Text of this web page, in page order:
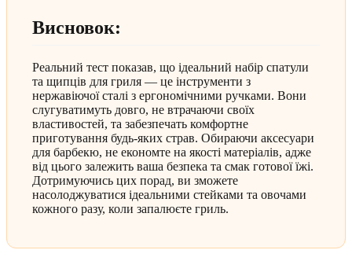
Висновок:
Реальний тест показав, що ідеальний набір спатули
та щипців для гриля — це інструменти з
нержавіючої сталі з ергономічними ручками. Вони
слугуватимуть довго, не втрачаючи своїх
властивостей, та забезпечать комфортне
приготування будь-яких страв. Обираючи аксесуари
для барбекю, не економте на якості матеріалів, адже
від цього залежить ваша безпека та смак готової їжі.
Дотримуючись цих порад, ви зможете
насолоджуватися ідеальними стейками та овочами
кожного разу, коли запалюєте гриль.